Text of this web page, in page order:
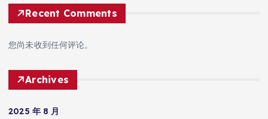
Recent Comments
您尚未收到任何评论。
Archives
2025 年 8 月